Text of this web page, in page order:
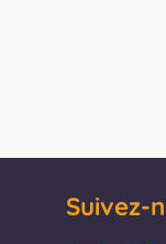
Suivez-